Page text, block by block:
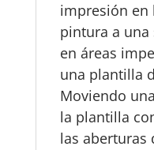
impresión en
pintura a una
en áreas
una plantilla
Moviendo
la plantilla
las aberturas